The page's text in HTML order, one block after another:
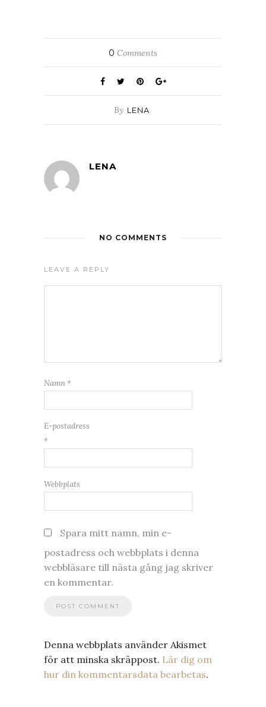
0 Comments
By LENA
LENA
NO COMMENTS
LEAVE A REPLY
Namn *
E-postadress
*
Webbplats
Spara mitt namn, min e-
postadress och webbplats i denna
webbläsare till nästa gång jag skriver
en kommentar.
Denna webbplats använder Akismet
för att minska skräppost. Lär dig om
hur din kommentarsdata bearbetas.